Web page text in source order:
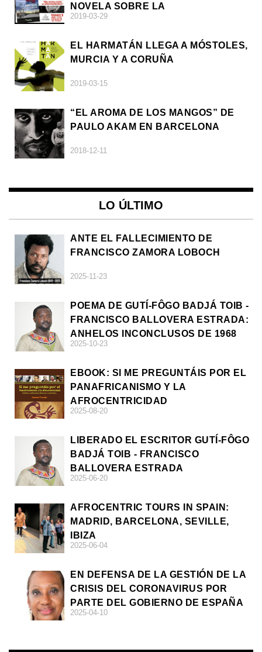
NOVELA SOBRE LA
AFRODESCENDENCIA
2019-03-29
EL HARMATÁN LLEGA A MÓSTOLES,
MURCIA Y A CORUÑA
2019-03-15
“EL AROMA DE LOS MANGOS” DE
PAULO AKAM EN BARCELONA
2018-12-11
LO ÚLTIMO
ANTE EL FALLECIMIENTO DE
FRANCISCO ZAMORA LOBOCH
2025-11-23
POEMA DE GUTÍ-FÔGO BADJÁ TOIB -
FRANCISCO BALLOVERA ESTRADA:
ANHELOS INCONCLUSOS DE 1968
2025-10-23
EBOOK: SI ME PREGUNTÁIS POR EL
PANAFRICANISMO Y LA
AFROCENTRICIDAD
2025-08-20
LIBERADO EL ESCRITOR GUTÍ-FÔGO
BADJÁ TOIB - FRANCISCO
BALLOVERA ESTRADA
2025-06-20
AFROCENTRIC TOURS IN SPAIN:
MADRID, BARCELONA, SEVILLE,
IBIZA
2025-06-04
EN DEFENSA DE LA GESTIÓN DE LA
CRISIS DEL CORONAVIRUS POR
PARTE DEL GOBIERNO DE ESPAÑA
2025-04-10